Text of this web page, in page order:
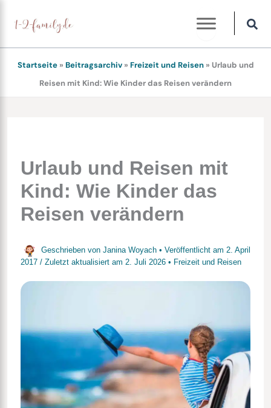
Inhalt
springen
Startseite» Beitragsarchiv» Freizeit und Reisen» Urlaub und
Reisen mit Kind: Wie Kinder das Reisen verändern
Urlaub und Reisen mit
Kind: Wie Kinder das
Reisen verändern
Geschrieben von Janina Woyach • Veröffentlicht am 2. April
2017 / Zuletzt aktualisiert am 2. Juli 2026• Freizeit und Reisen